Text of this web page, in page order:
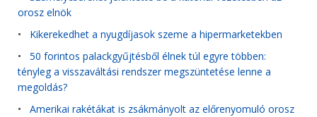
orosz elnök
• Kikerekedhet a nyugdíjasok szeme a hipermarketekben
• 50 forintos palackgyűjtésből élnek túl egyre többen:
tényleg a visszaváltási rendszer megszüntetése lenne a
megoldás?
• Amerikai rakétákat is zsákmányolt az előrenyomuló orosz